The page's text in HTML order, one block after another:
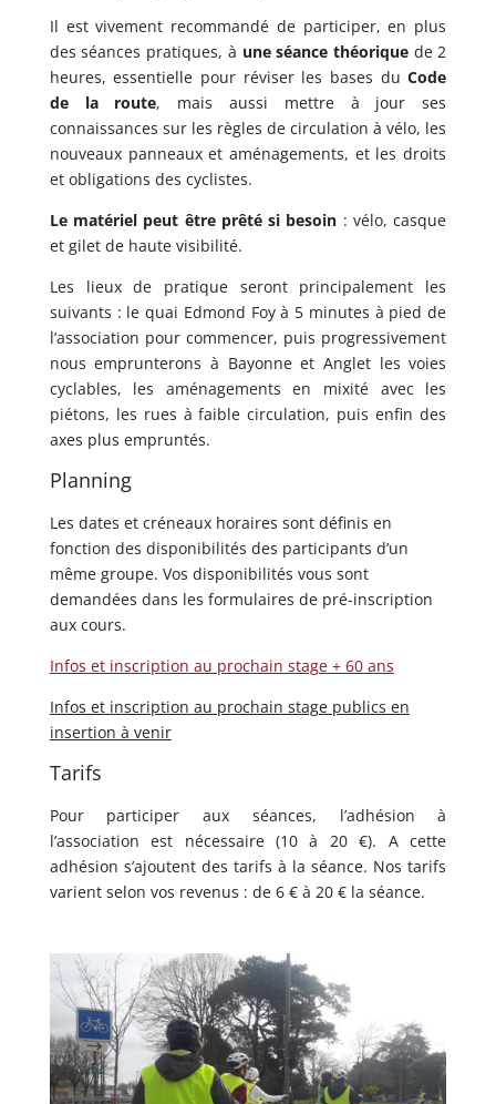
Il est vivement recommandé de participer, en plus
des séances pratiques, à une séance théorique de 2
heures, essentielle pour réviser les bases duCode
de la route, mais aussi mettre à jour ses
connaissances sur les règles de circulation à vélo, les
nouveaux panneaux et aménagements, et les droits
et obligations des cyclistes.
Le matériel peut être prêté si besoin : vélo, casque
et gilet de haute visibilité.
Les lieux de pratique seront principalement les
suivants : le quai Edmond Foy à 5 minutes à pied de
l’association pour commencer, puis progressivement
nous emprunterons à Bayonne et Anglet les voies
cyclables, les aménagements en mixité avec les
piétons, les rues à faible circulation, puis enfin des
axes plus empruntés.
Planning
Les dates et créneaux horaires sont définis en
fonction des disponibilités des participants d’un
même groupe. Vos disponibilités vous sont
demandées dans les formulaires de pré-inscription
aux cours.
Infos et inscription au prochain stage + 60 ans
Infos et inscription au prochain stage publics en
insertion à venir
Tarifs
Pour participer aux séances, l’adhésion à
l’association est nécessaire (10 à 20 €). A cette
adhésion s’ajoutent des tarifs à la séance. Nos tarifs
varient selon vos revenus : de 6 € à 20 € la séance.